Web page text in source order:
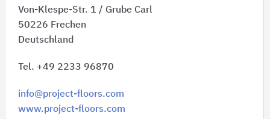
Von-Klespe-Str. 1 / Grube Carl
50226 Frechen
Deutschland
Tel. +49 2233 96870
info@project-floors.com
www.project-floors.com